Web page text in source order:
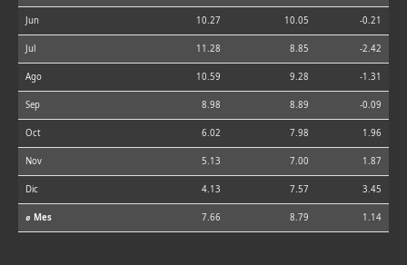
Jun 10.27 10.05 -0.21
Jul 11.28 8.85 -2.42
Ago 10.59 9.28 -1.31
Sep 8.98 8.89 -0.09
Oct 6.02 7.98 1.96
Nov 5.13 7.00 1.87
Dic 4.13 7.57 3.45
⌀ Mes 7.66 8.79 1.14